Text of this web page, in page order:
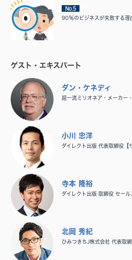
No.5
90％のビジネスが失敗する理
ゲスト・エキスパート
ダン・ケネディ
超一流ミリオネア・メーカー
小川 忠洋
ダイレクト出版 代表取締役【
寺本 隆裕
ダイレクト出版 取締役 セール
北岡 秀紀
ひみつきちJ株式会社 代表取